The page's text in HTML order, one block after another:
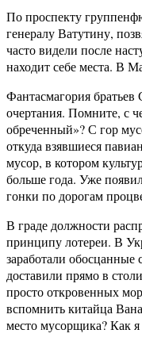
По проспекту
генералу Ватутину,
часто видели после
находит себе места. В
Фантасмагория
очертания. Помните, с
обреченный»? С гор
откуда взявшиеся
мусор, в котором
больше года. Уже
гонки по дорогам
В граде должности
принципу лотереи. В
заработали
доставили прямо в
просто откровенных
вспомнить китайца
место мусорщика? Как